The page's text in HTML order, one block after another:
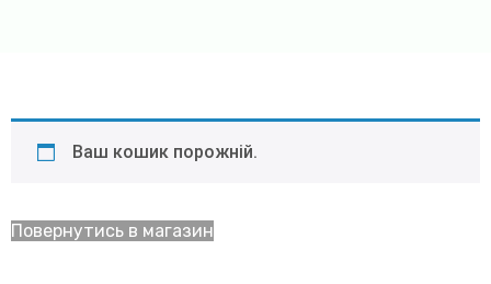
Ваш кошик порожній.
Повернутись в магазин